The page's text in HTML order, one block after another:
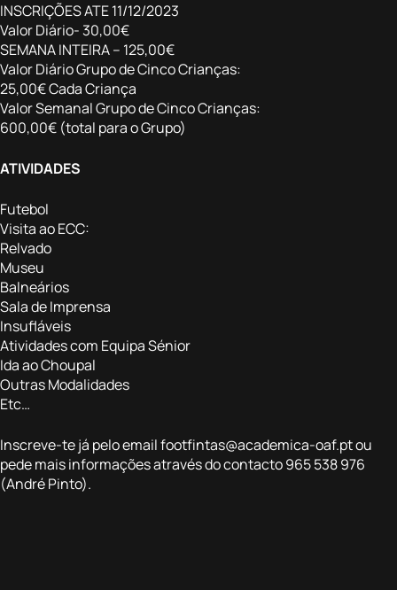
INSCRIÇÕES ATE 11/12/2023
Valor Diário- 30,00€
SEMANA INTEIRA – 125,00€
Valor Diário Grupo de Cinco Crianças:
25,00€ Cada Criança
Valor Semanal Grupo de Cinco Crianças:
600,00€ (total para o Grupo)
ATIVIDADES
Futebol
Visita ao ECC:
Relvado
Museu
Balneários
Sala de Imprensa
Insufláveis
Atividades com Equipa Sénior
Ida ao Choupal
Outras Modalidades
Etc…
Inscreve-te já pelo emailfootfintas@academica-oaf.ptou
pede mais informações através do contacto 965 538 976
(André Pinto).